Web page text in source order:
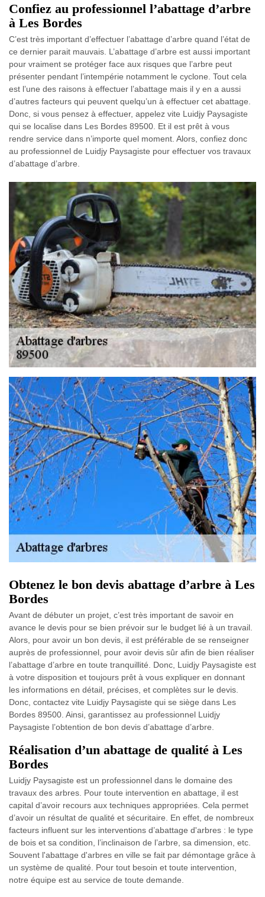
Confiez au professionnel l’abattage d’arbre
à Les Bordes
C’est très important d’effectuer l’abattage d’arbre quand l’état de
ce dernier parait mauvais. L’abattage d’arbre est aussi important
pour vraiment se protéger face aux risques que l’arbre peut
présenter pendant l’intempérie notamment le cyclone. Tout cela
est l’une des raisons à effectuer l’abattage mais il y en a aussi
d’autres facteurs qui peuvent quelqu’un à effectuer cet abattage.
Donc, si vous pensez à effectuer, appelez vite Luidjy Paysagiste
qui se localise dans Les Bordes 89500. Et il est prêt à vous
rendre service dans n’importe quel moment. Alors, confiez donc
au professionnel de Luidjy Paysagiste pour effectuer vos travaux
d’abattage d’arbre.
Obtenez le bon devis abattage d’arbre à Les
Bordes
Avant de débuter un projet, c’est très important de savoir en
avance le devis pour se bien prévoir sur le budget lié à un travail.
Alors, pour avoir un bon devis, il est préférable de se renseigner
auprès de professionnel, pour avoir devis sûr afin de bien réaliser
l’abattage d’arbre en toute tranquillité. Donc, Luidjy Paysagiste est
à votre disposition et toujours prêt à vous expliquer en donnant
les informations en détail, précises, et complètes sur le devis.
Donc, contactez vite Luidjy Paysagiste qui se siège dans Les
Bordes 89500. Ainsi, garantissez au professionnel Luidjy
Paysagiste l’obtention de bon devis d’abattage d’arbre.
Réalisation d’un abattage de qualité à Les
Bordes
Luidjy Paysagiste est un professionnel dans le domaine des
travaux des arbres. Pour toute intervention en abattage, il est
capital d’avoir recours aux techniques appropriées. Cela permet
d’avoir un résultat de qualité et sécuritaire. En effet, de nombreux
facteurs influent sur les interventions d’abattage d'arbres : le type
de bois et sa condition, l’inclinaison de l’arbre, sa dimension, etc.
Souvent l'abattage d'arbres en ville se fait par démontage grâce à
un système de qualité. Pour tout besoin et toute intervention,
notre équipe est au service de toute demande.